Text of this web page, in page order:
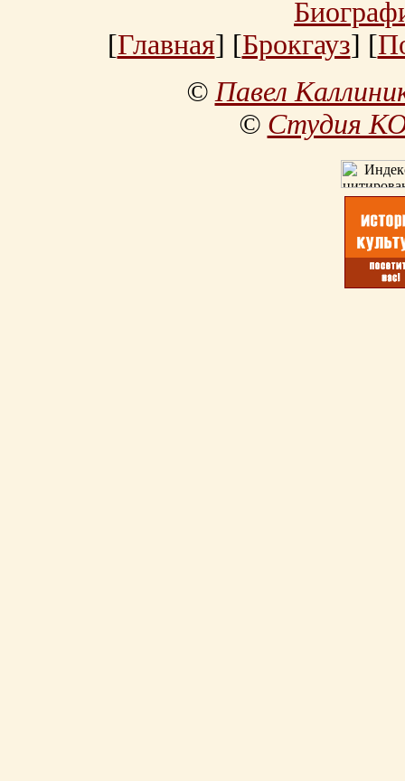
[Главная] [Брокгауз] [
©Павел
© Студия